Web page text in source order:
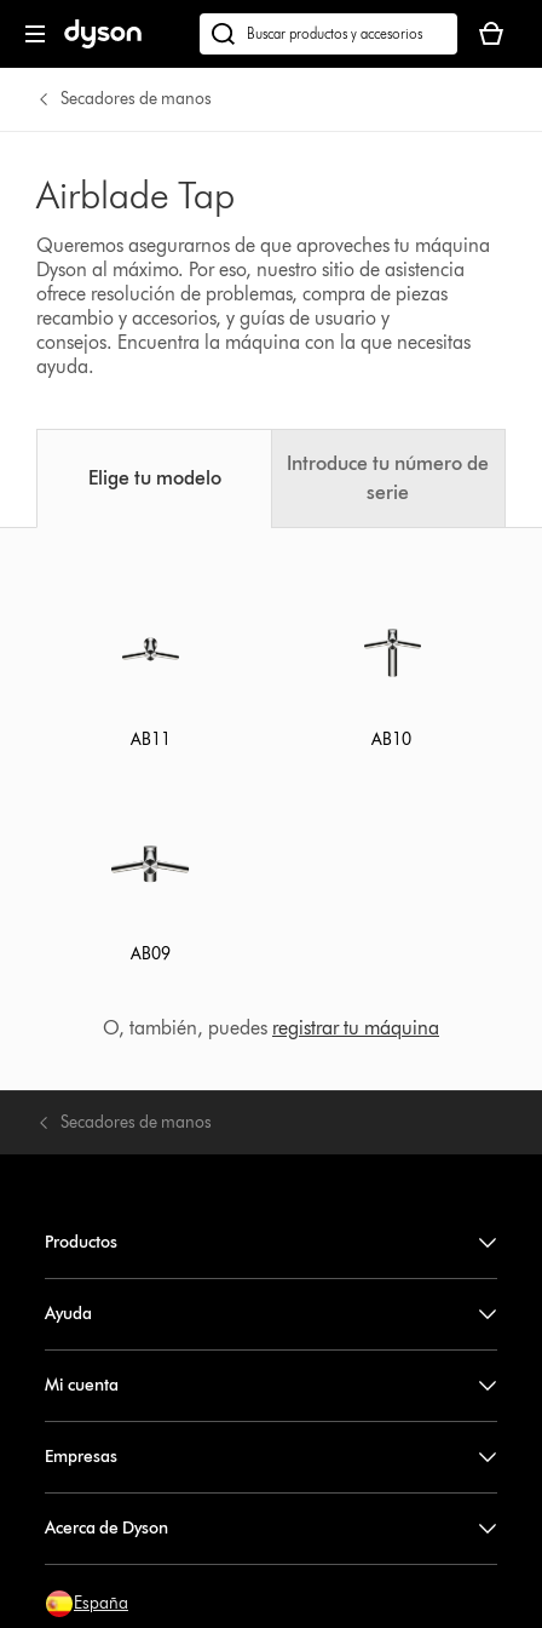
Buscar
en
dyson.es
cesta
está
Secadores de manos
Airblade Tap
Queremos asegurarnos de que aproveches tu máquina
Dyson al máximo. Por eso, nuestro sitio de asistencia
ofrece resolución de problemas, compra de piezas
recambio y accesorios, y guías de usuario y
consejos. Encuentra la máquina con la que necesitas
ayuda.
Elige tu modelo
Introduce tu número de
serie
AB11 AB10
AB09
O, también, puedes registrar tu máquina
Secadores de manos
Productos
Ayuda
Mi cuenta
Empresas
Acerca de Dyson
España